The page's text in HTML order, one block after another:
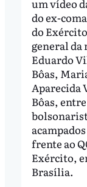
um vídeo
do ex-
do
general da
Eduardo
Bôas,
Aparecida
Bôas,
frente ao
Exército,
Brasília.